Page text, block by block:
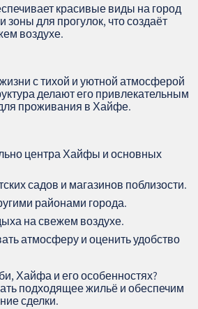
красивые виды на город
для прогулок, что создаёт
воздухе.
с тихой и уютной атмосферой
делают его привлекательным
проживания в Хайфе.
центра Хайфы и основных
садов и магазинов поблизости.
районами города.
на свежем воздухе.
атмосферу и оценить удобство
Хайфа и его особенностях?
подходящее жильё и обеспечим
сделки.